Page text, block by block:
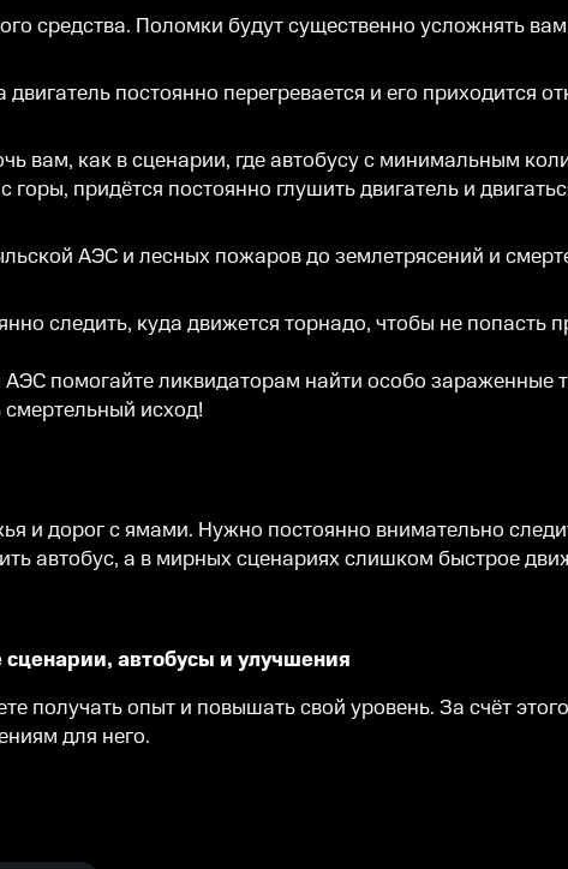
средства. Поломки будут существенно усложнять
постоянно перегревается и его приходится
вам, как в сценарии, где автобусу с минимальным
горы, придётся постоянно глушить двигатель и
АЭС и лесных пожаров до землетрясений и
следить, куда движется торнадо, чтобы не попасть
помогайте ликвидаторам найти особо зараженные
исход!
и дорог с ямами. Нужно постоянно внимательно
автобус, а в мирных сценариях слишком быстрое
автобусы и улучшения
получать опыт и повышать свой уровень. За счёт
для него.